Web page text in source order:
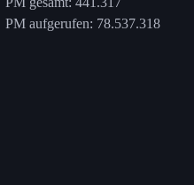
PM aufgerufen: 78.537.318